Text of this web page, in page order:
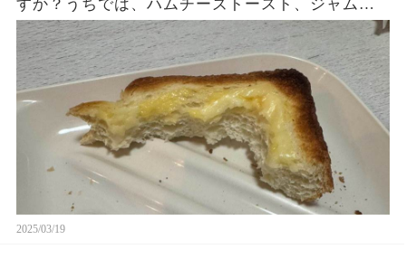
すか？うちでは、ハムチーズトースト、ジャムト
ースト、ピーナッツバタートーストをよく作りま
す。やっぱこんなんダメよね…
2025/03/19